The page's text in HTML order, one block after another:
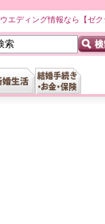
エディング情報なら【ゼク